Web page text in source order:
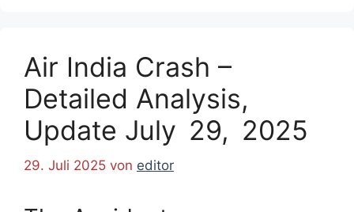
Air India Crash –
Detailed Analysis,
Update July 29, 2025
29. Juli 2025 von editor